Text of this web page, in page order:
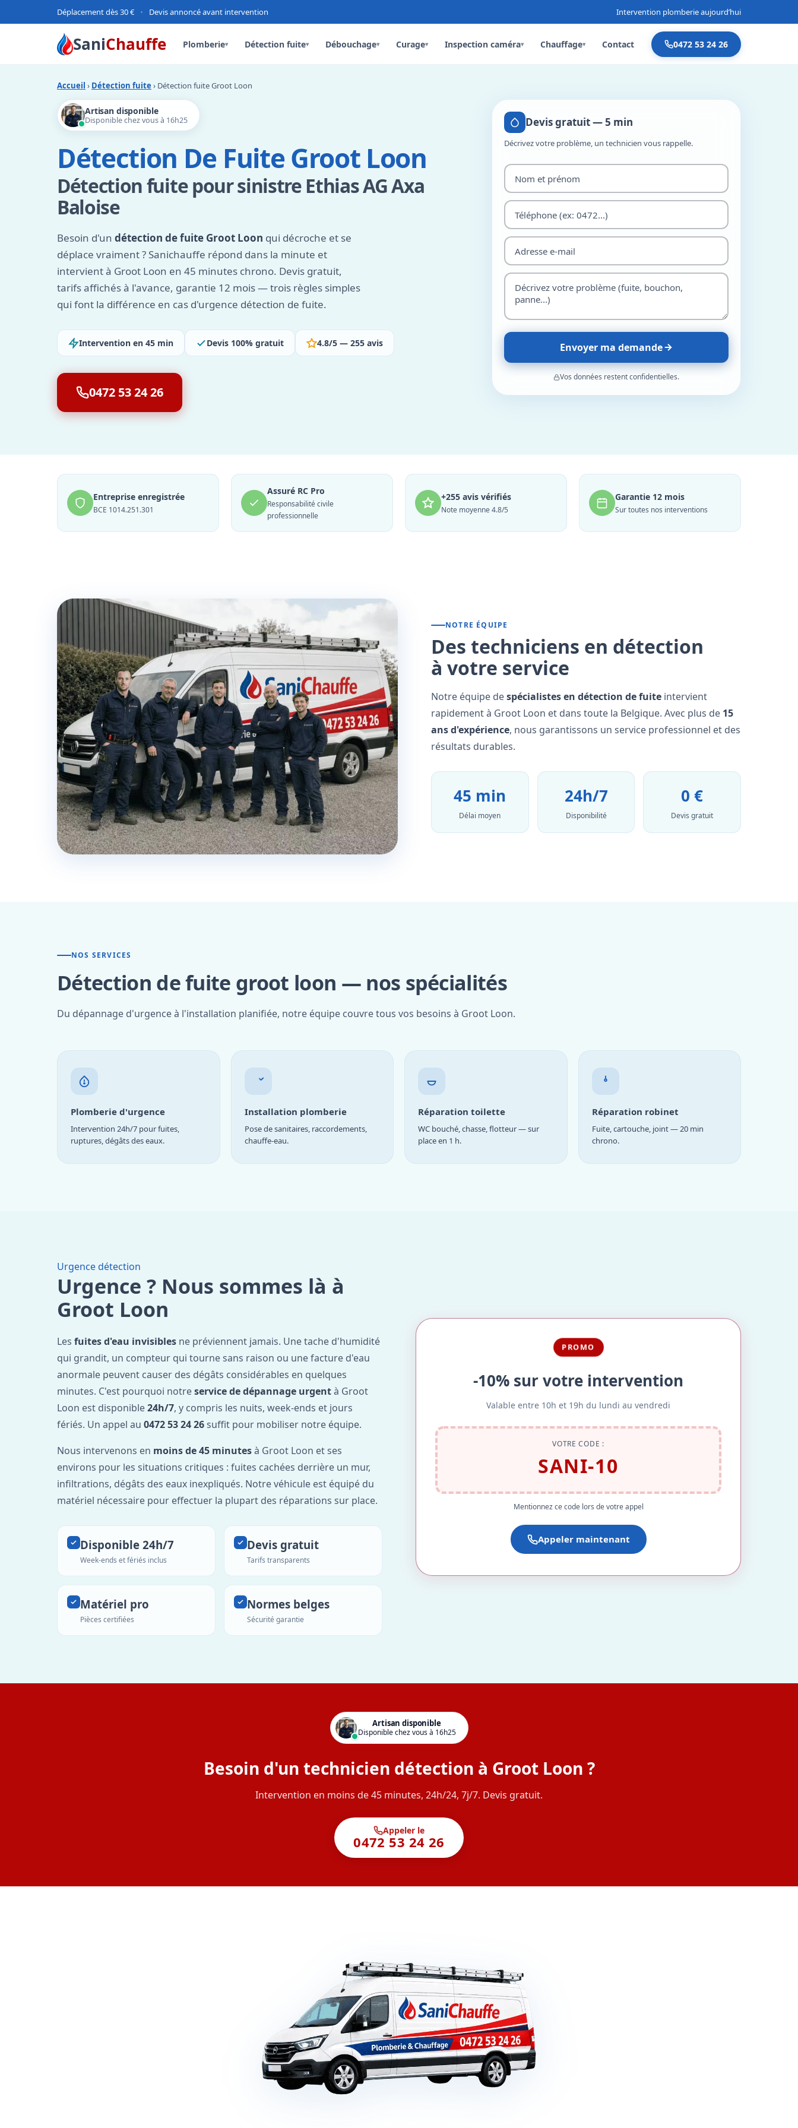
Déplacement dès 30 € • Devis annoncé avant intervention Intervention plomberie aujourd’hui
SaniChauffe Plomberie▾ Détection fuite▾ Débouchage▾ Curage▾ Inspection caméra▾ Chauffage▾ Contact 0472 53 24 26
Accueil › Détection fuite › Détection fuite Groot Loon
Artisan disponible
Disponible chez vous à 16h25
Détection De Fuite Groot Loon
Détection fuite pour sinistre Ethias AG Axa
Baloise
Besoin d'un détection de fuite Groot Loon qui décroche et se
déplace vraiment ? Sanichauffe répond dans la minute et
intervient à Groot Loon en 45 minutes chrono. Devis gratuit,
tarifs affichés à l'avance, garantie 12 mois — trois règles simples
qui font la différence en cas d'urgence détection de fuite.
Intervention en 45 min Devis 100% gratuit 4.8/5 — 255 avis
0472 53 24 26
Devis gratuit — 5 min
Décrivez votre problème, un technicien vous rappelle.
Envoyer ma demande
Vos données restent confidentielles.
Entreprise enregistrée
BCE 1014.251.301
Assuré RC Pro
Responsabilité civile
professionnelle
+255 avis vérifiés
Note moyenne 4.8/5
Garantie 12 mois
Sur toutes nos interventions
NOTRE ÉQUIPE
Des techniciens en détection
à votre service
Notre équipe despécialistes en détection de fuite intervient
rapidement à Groot Loon et dans toute la Belgique. Avec plus de 15
ans d'expérience, nous garantissons un service professionnel et des
résultats durables.
45 min
Délai moyen
24h/7
Disponibilité
0 €
Devis gratuit
NOS SERVICES
Détection de fuite groot loon — nos spécialités
Du dépannage d'urgence à l'installation planifiée, notre équipe couvre tous vos besoins à Groot Loon.
Plomberie d'urgence
Intervention 24h/7 pour fuites,
ruptures, dégâts des eaux.
Installation plomberie
Pose de sanitaires, raccordements,
chauffe-eau.
Réparation toilette
WC bouché, chasse, flotteur — sur
place en 1 h.
Réparation robinet
Fuite, cartouche, joint — 20 min
chrono.
Urgence détection
Urgence ? Nous sommes là à
Groot Loon
Les fuites d'eau invisibles ne préviennent jamais. Une tache d'humidité
qui grandit, un compteur qui tourne sans raison ou une facture d'eau
anormale peuvent causer des dégâts considérables en quelques
minutes. C'est pourquoi notreservice de dépannage urgentà Groot
Loon est disponible24h/7, y compris les nuits, week-ends et jours
fériés. Un appel au 0472 53 24 26suffit pour mobiliser notre équipe.
Nous intervenons en moins de 45 minutesà Groot Loon et ses
environs pour les situations critiques : fuites cachées derrière un mur,
infiltrations, dégâts des eaux inexpliqués. Notre véhicule est équipé du
matériel nécessaire pour effectuer la plupart des réparations sur place.
Disponible 24h/7
Week-ends et fériés inclus
Devis gratuit
Tarifs transparents
Matériel pro
Pièces certifiées
Normes belges
Sécurité garantie
PROMO
-10% sur votre intervention
Valable entre 10h et 19h du lundi au vendredi
VOTRE CODE :
SANI-10
Mentionnez ce code lors de votre appel
Appeler maintenant
Artisan disponible
Disponible chez vous à 16h25
Besoin d'un technicien détection à Groot Loon ?
Intervention en moins de 45 minutes, 24h/24, 7j/7. Devis gratuit.
Appeler le
0472 53 24 26